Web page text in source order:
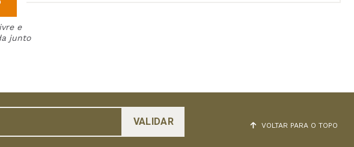
e
junto
VOLTAR PARA O TOPO